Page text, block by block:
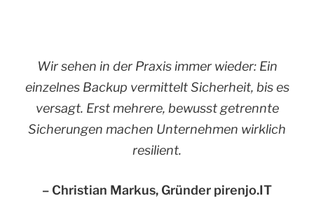
Wir sehen in der Praxis immer wieder: Ein
einzelnes Backup vermittelt Sicherheit, bis es
versagt. Erst mehrere, bewusst getrennte
Sicherungen machen Unternehmen wirklich
resilient.
– Christian Markus, Gründer pirenjo.IT